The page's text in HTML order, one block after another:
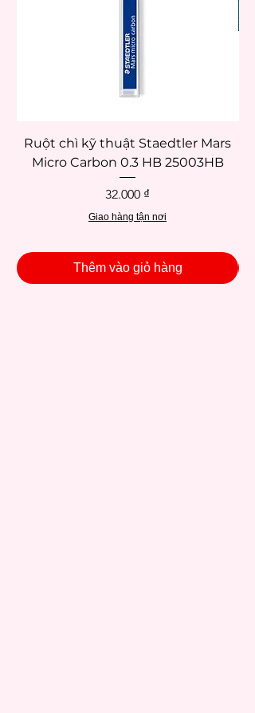
Ruột chì kỹ thuật Staedtler Mars
Micro Carbon 0.3 HB 25003HB
Giá
32.000 ₫
Giao hàng tận nơi
Thêm vào giỏ hàng